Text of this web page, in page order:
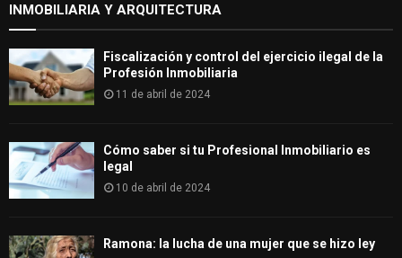
INMOBILIARIA Y ARQUITECTURA
Fiscalización y control del ejercicio ilegal de la
Profesión Inmobiliaria
11 de abril de 2024
Cómo saber si tu Profesional Inmobiliario es
legal
10 de abril de 2024
Ramona: la lucha de una mujer que se hizo ley